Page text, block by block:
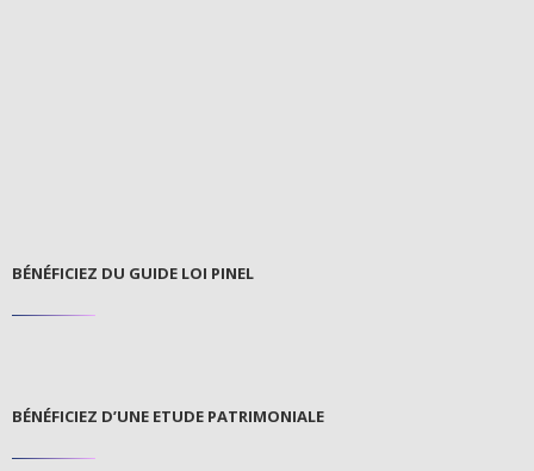
BÉNÉFICIEZ DU GUIDE LOI PINEL
BÉNÉFICIEZ D’UNE ETUDE PATRIMONIALE